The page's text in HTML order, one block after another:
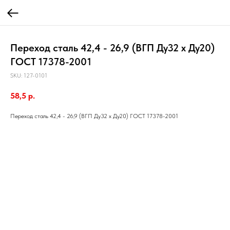
Переход сталь 42,4 - 26,9 (ВГП Ду32 х Ду20)
ГОСТ 17378-2001
SKU: 127-0101
58,5 р.
Переход сталь 42,4 - 26,9 (ВГП Ду32 х Ду20) ГОСТ 17378-2001